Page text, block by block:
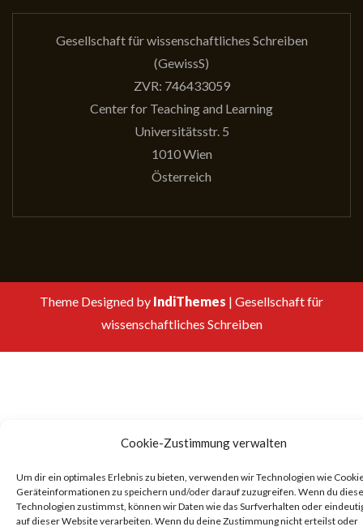
Cookie-Zustimmung verwalten
Um dir ein optimales Erlebnis zu bieten, verwenden wir Technologien wie
Geräteinformationen zu speichern und/oder darauf zuzugreifen. Wenn du
Technologien zustimmst, können wir Daten wie das Surfverhalten oder
auf dieser Website verarbeiten. Wenn du deine Zustimmung nicht erteilst oder
Gesellschaft für wissenschaftliches Schreiben
(GewissS)
ZVR: 746433059
Center for Teaching and Learning
Universitätsstr. 5
1010 Wien
Österreich
Theme Designed by IndiThemes | Gesellschaft für
wissenschaftliches Schreiben